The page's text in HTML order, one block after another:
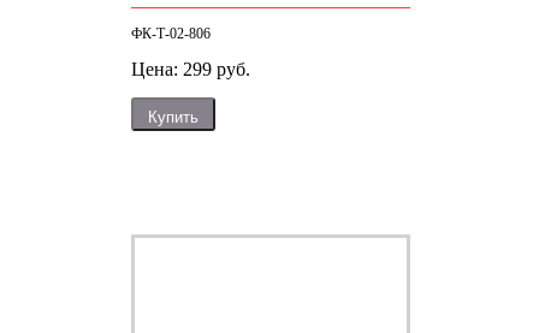
ФК-Т-02-806
Цена: 299 руб.
Купить